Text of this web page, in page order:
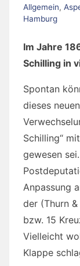
Allgemein,
Hamburg
Im Jahre
Schilling in
Spontan
dieses
Schilling“
gewesen
Anpassung
der (Thurn
bzw. 15
Vielleicht
Klappe